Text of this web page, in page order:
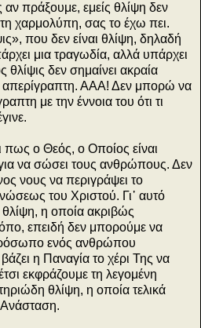
πράξουμε, εμείς θλίψη δεν
χαρμολύπη, σας το έχω πει.
που δεν είναι θλίψη, δηλαδή
μια τραγωδία, αλλά υπάρχει
θλίψις δεν σημαίνει ακραία
απερίγραπτη. ΑΑΑ! Δεν μπορώ να
με την έννοια του ότι τι
πως ο Θεός, ο Οποίος είναι
να σώσει τους ανθρώπους. Δεν
νους να περιγράψει το
του Χριστού. Γι᾽ αυτό
η οποία ακριβώς
επειδή δεν μπορούμε να
ενός ανθρώπου
η Παναγία το χέρι Της να
εκφράζουμε τη λεγομένη
θλίψη, η οποία τελικά
Ανάσταση.